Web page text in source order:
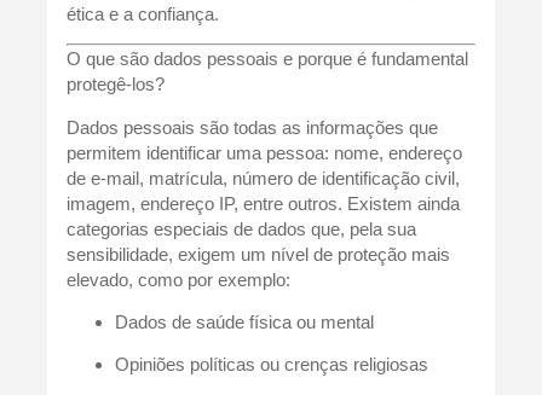
ética e a confiança.
O que são dados pessoais e porque é fundamental
protegê-los?
Dados pessoais são todas as informações que
permitem identificar uma pessoa: nome, endereço
de e-mail, matrícula, número de identificação civil,
imagem, endereço IP, entre outros. Existem ainda
categorias especiais de dados que, pela sua
sensibilidade, exigem um nível de proteção mais
elevado, como por exemplo:
Dados de saúde física ou mental
Opiniões políticas ou crenças religiosas